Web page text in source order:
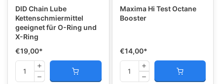
DID Chain Lube
Kettenschmiermittel
geeignet für O-Ring und
X-Ring
€19,00*
Maxima Hi Test Octane
Booster
€14,00*